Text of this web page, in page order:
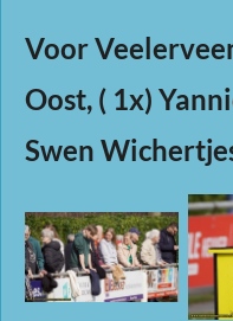
Voor
Oost, ( 1x)
Swen